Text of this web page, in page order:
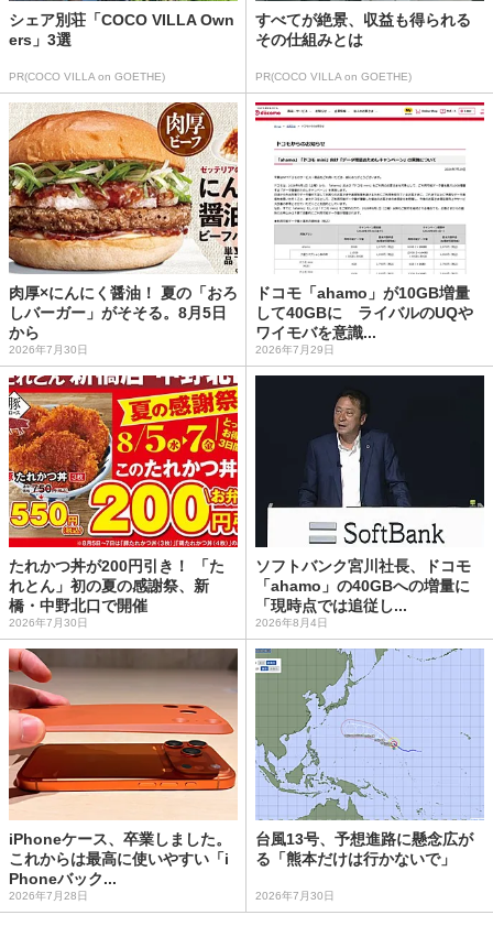
シェア別荘「COCO VILLA Own
ers」3選
PR(COCO VILLA on GOETHE)
すべてが絶景、収益も得られる
その仕組みとは
PR(COCO VILLA on GOETHE)
肉厚×にんにく醤油！ 夏の「おろ
しバーガー」がそそる。8月5日
から
2026年7月30日
ドコモ「ahamo」が10GB増量
して40GBに ライバルのUQや
ワイモバを意識...
2026年7月29日
たれかつ丼が200円引き！ 「た
れとん」初の夏の感謝祭、新
橋・中野北口で開催
2026年7月30日
ソフトバンク宮川社長、ドコモ
「ahamo」の40GBへの増量に
「現時点では追従し...
2026年8月4日
iPhoneケース、卒業しました。
これからは最高に使いやすい「i
Phoneバック...
2026年7月28日
台風13号、予想進路に懸念広が
る「熊本だけは行かないで」
2026年7月30日